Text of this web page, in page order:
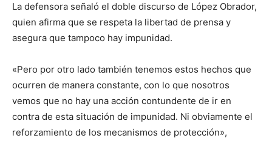
La defensora señaló el doble discurso de López Obrador,
quien afirma que se respeta la libertad de prensa y
asegura que tampoco hay impunidad.
«Pero por otro lado también tenemos estos hechos que
ocurren de manera constante, con lo que nosotros
vemos que no hay una acción contundente de ir en
contra de esta situación de impunidad. Ni obviamente el
reforzamiento de los mecanismos de protección»,